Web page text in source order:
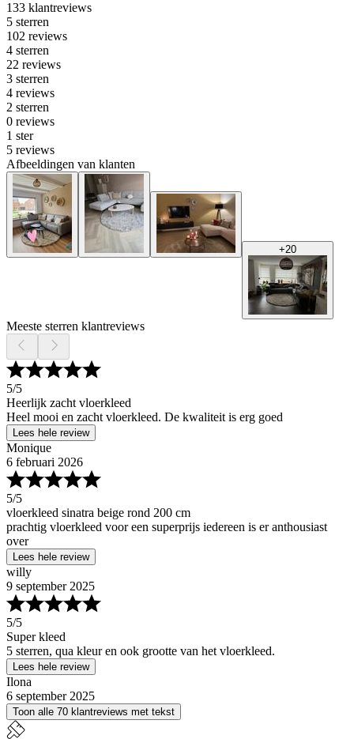
133 klantreviews
5 sterren
102 reviews
4 sterren
22 reviews
3 sterren
4 reviews
2 sterren
0 reviews
1 ster
5 reviews
Afbeeldingen van klanten
+20
Meeste sterren klantreviews
5/5
Heerlijk zacht vloerkleed
Heel mooi en zacht vloerkleed. De kwaliteit is erg goed
Lees hele review
Monique
6 februari 2026
5/5
vloerkleed sinatra beige rond 200 cm
prachtig vloerkleed voor een superprijs iedereen is er anthousiast
over
Lees hele review
willy
9 september 2025
5/5
Super kleed
5 sterren, qua kleur en ook grootte van het vloerkleed.
Lees hele review
Ilona
6 september 2025
Toon alle 70 klantreviews met tekst